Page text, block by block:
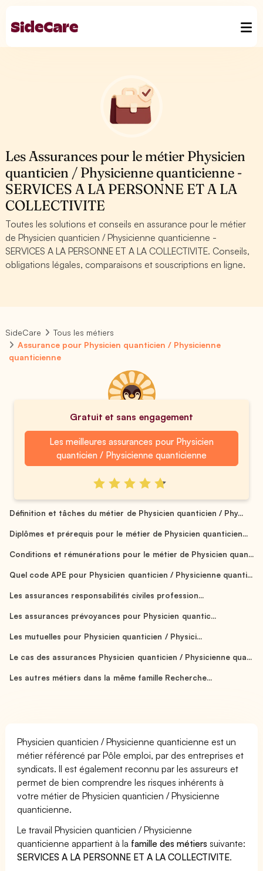
Les Assurances pour le métier Physicien
quanticien / Physicienne quanticienne -
SERVICES A LA PERSONNE ET A LA
COLLECTIVITE
Toutes les solutions et conseils en assurance pour le métier
de Physicien quanticien / Physicienne quanticienne -
SERVICES A LA PERSONNE ET A LA COLLECTIVITE. Conseils,
obligations légales, comparaisons et souscriptions en ligne.
SideCare
Tous les métiers
Assurance pour Physicien quanticien / Physicienne
quanticienne
Gratuit et sans engagement
Les meilleures assurances pour Physicien
quanticien / Physicienne quanticienne
Définition et tâches du métier de Physicien quanticien / Phy...
Diplômes et prérequis pour le métier de Physicien quanticien...
Conditions et rémunérations pour le métier de Physicien quan...
Quel code APE pour Physicien quanticien / Physicienne quanti...
Les assurances responsabilités civiles profession...
Les assurances prévoyances pour Physicien quantic...
Les mutuelles pour Physicien quanticien / Physici...
Le cas des assurances Physicien quanticien / Physicienne qua...
Les autres métiers dans la même famille Recherche...
Physicien quanticien / Physicienne quanticienne est un
métier référencé par Pôle emploi, par des entreprises et
syndicats. Il est également reconnu par les assureurs et
permet de bien comprendre les risques inhérents à
votre métier de Physicien quanticien / Physicienne
quanticienne.
Le travail Physicien quanticien / Physicienne
quanticienne appartient à la famille des métiers suivante:
SERVICES A LA PERSONNE ET A LA COLLECTIVITE.